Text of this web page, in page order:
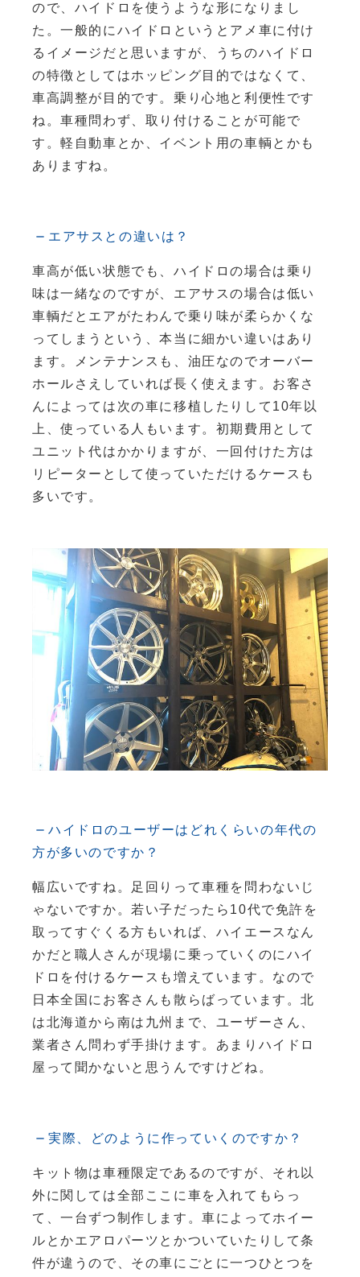
ので、ハイドロを使うような形になりまし
た。一般的にハイドロというとアメ車に付け
るイメージだと思いますが、うちのハイドロ
の特徴としてはホッピング目的ではなくて、
車高調整が目的です。乗り心地と利便性です
ね。車種問わず、取り付けることが可能で
す。軽自動車とか、イベント用の車輌とかも
ありますね。
エアサスとの違いは？
車高が低い状態でも、ハイドロの場合は乗り
味は一緒なのですが、エアサスの場合は低い
車輌だとエアがたわんで乗り味が柔らかくな
ってしまうという、本当に細かい違いはあり
ます。メンテナンスも、油圧なのでオーバー
ホールさえしていれば長く使えます。お客さ
んによっては次の車に移植したりして10年以
上、使っている人もいます。初期費用として
ユニット代はかかりますが、一回付けた方は
リピーターとして使っていただけるケースも
多いです。
ハイドロのユーザーはどれくらいの年代の
方が多いのですか？
幅広いですね。足回りって車種を問わないじ
ゃないですか。若い子だったら10代で免許を
取ってすぐくる方もいれば、ハイエースなん
かだと職人さんが現場に乗っていくのにハイ
ドロを付けるケースも増えています。なので
日本全国にお客さんも散らばっています。北
は北海道から南は九州まで、ユーザーさん、
業者さん問わず手掛けます。あまりハイドロ
屋って聞かないと思うんですけどね。
実際、どのように作っていくのですか？
キット物は車種限定であるのですが、それ以
外に関しては全部ここに車を入れてもらっ
て、一台ずつ制作します。車によってホイー
ルとかエアロパーツとかついていたりして条
件が違うので、その車にごとに一つひとつを